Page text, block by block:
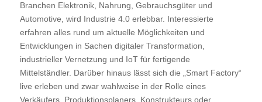
Branchen Elektronik, Nahrung, Gebrauchsgüter und
Automotive, wird Industrie 4.0 erlebbar. Interessierte
erfahren alles rund um aktuelle Möglichkeiten und
Entwicklungen in Sachen digitaler Transformation,
industrieller Vernetzung und IoT für fertigende
Mittelständler. Darüber hinaus lässt sich die „Smart Factory“
live erleben und zwar wahlweise in der Rolle eines
Verkäufers, Produktionsplaners, Konstrukteurs oder